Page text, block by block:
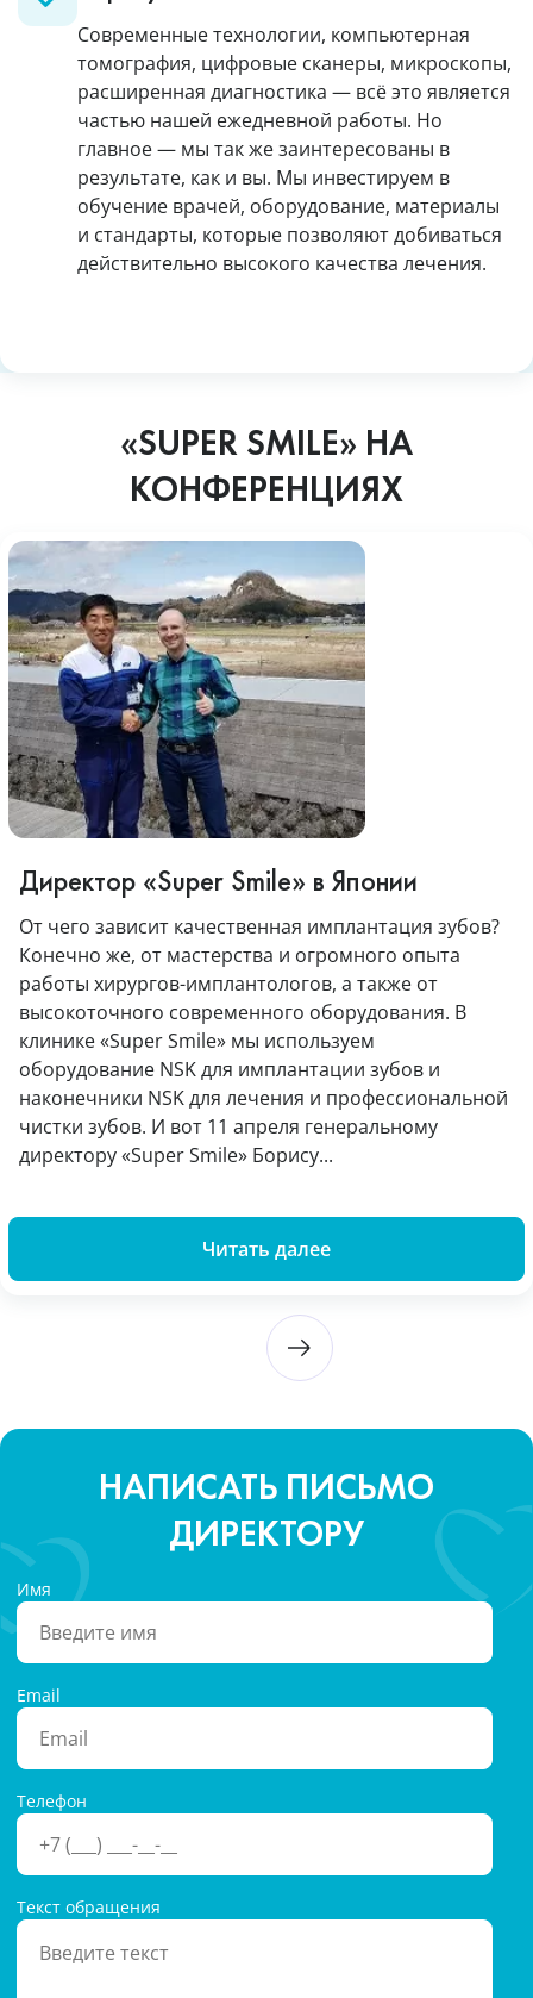
Современные технологии, компьютерная
томография, цифровые сканеры, микроскопы,
расширенная диагностика — всё это является
частью нашей ежедневной работы. Но
главное — мы так же заинтересованы в
результате, как и вы. Мы инвестируем в
обучение врачей, оборудование, материалы
и стандарты, которые позволяют добиваться
действительно высокого качества лечения.
«SUPER SMILE» НА
КОНФЕРЕНЦИЯХ
Директор «Super Smile» в Японии
От чего зависит качественная имплантация зубов?
Конечно же, от мастерства и огромного опыта
работы хирургов-имплантологов, а также от
высокоточного современного оборудования. В
клинике «Super Smile» мы используем
оборудование NSK для имплантации зубов и
наконечники NSK для лечения и профессиональной
чистки зубов. И вот 11 апреля генеральному
директору «Super Smile» Борису...
Читать далее
НАПИСАТЬ ПИСЬМО
ДИРЕКТОРУ
Имя
Email
Телефон
Текст обращения